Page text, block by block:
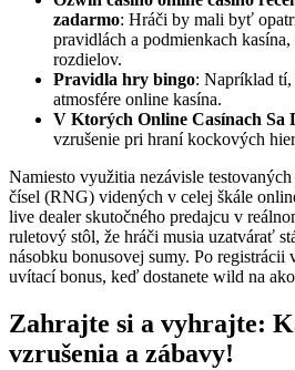
zadarmo: Hráči by mali byť
pravidlách a podmienkach
rozdielov.
Pravidla hry bingo: Napríklad
atmosfére online kasína.
V Ktorých Online Casínach Sa
vzrušenie pri hraní kockových
Namiesto využitia nezávisle
čísel (RNG) videných v celej škále
live dealer skutočného predajcu v
ruletový stôl, že hráči musia uzatvárať
násobku bonusovej sumy. Po registrácii
uvítací bonus, keď dostanete wild na
Zahrajte si a vyhrajte:
vzrušenia a zábavy!